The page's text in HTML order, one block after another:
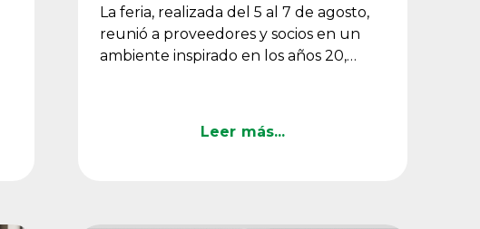
La feria, realizada del 5 al 7 de agosto,
reunió a proveedores y socios en un
ambiente inspirado en los años 20,
Leer más...